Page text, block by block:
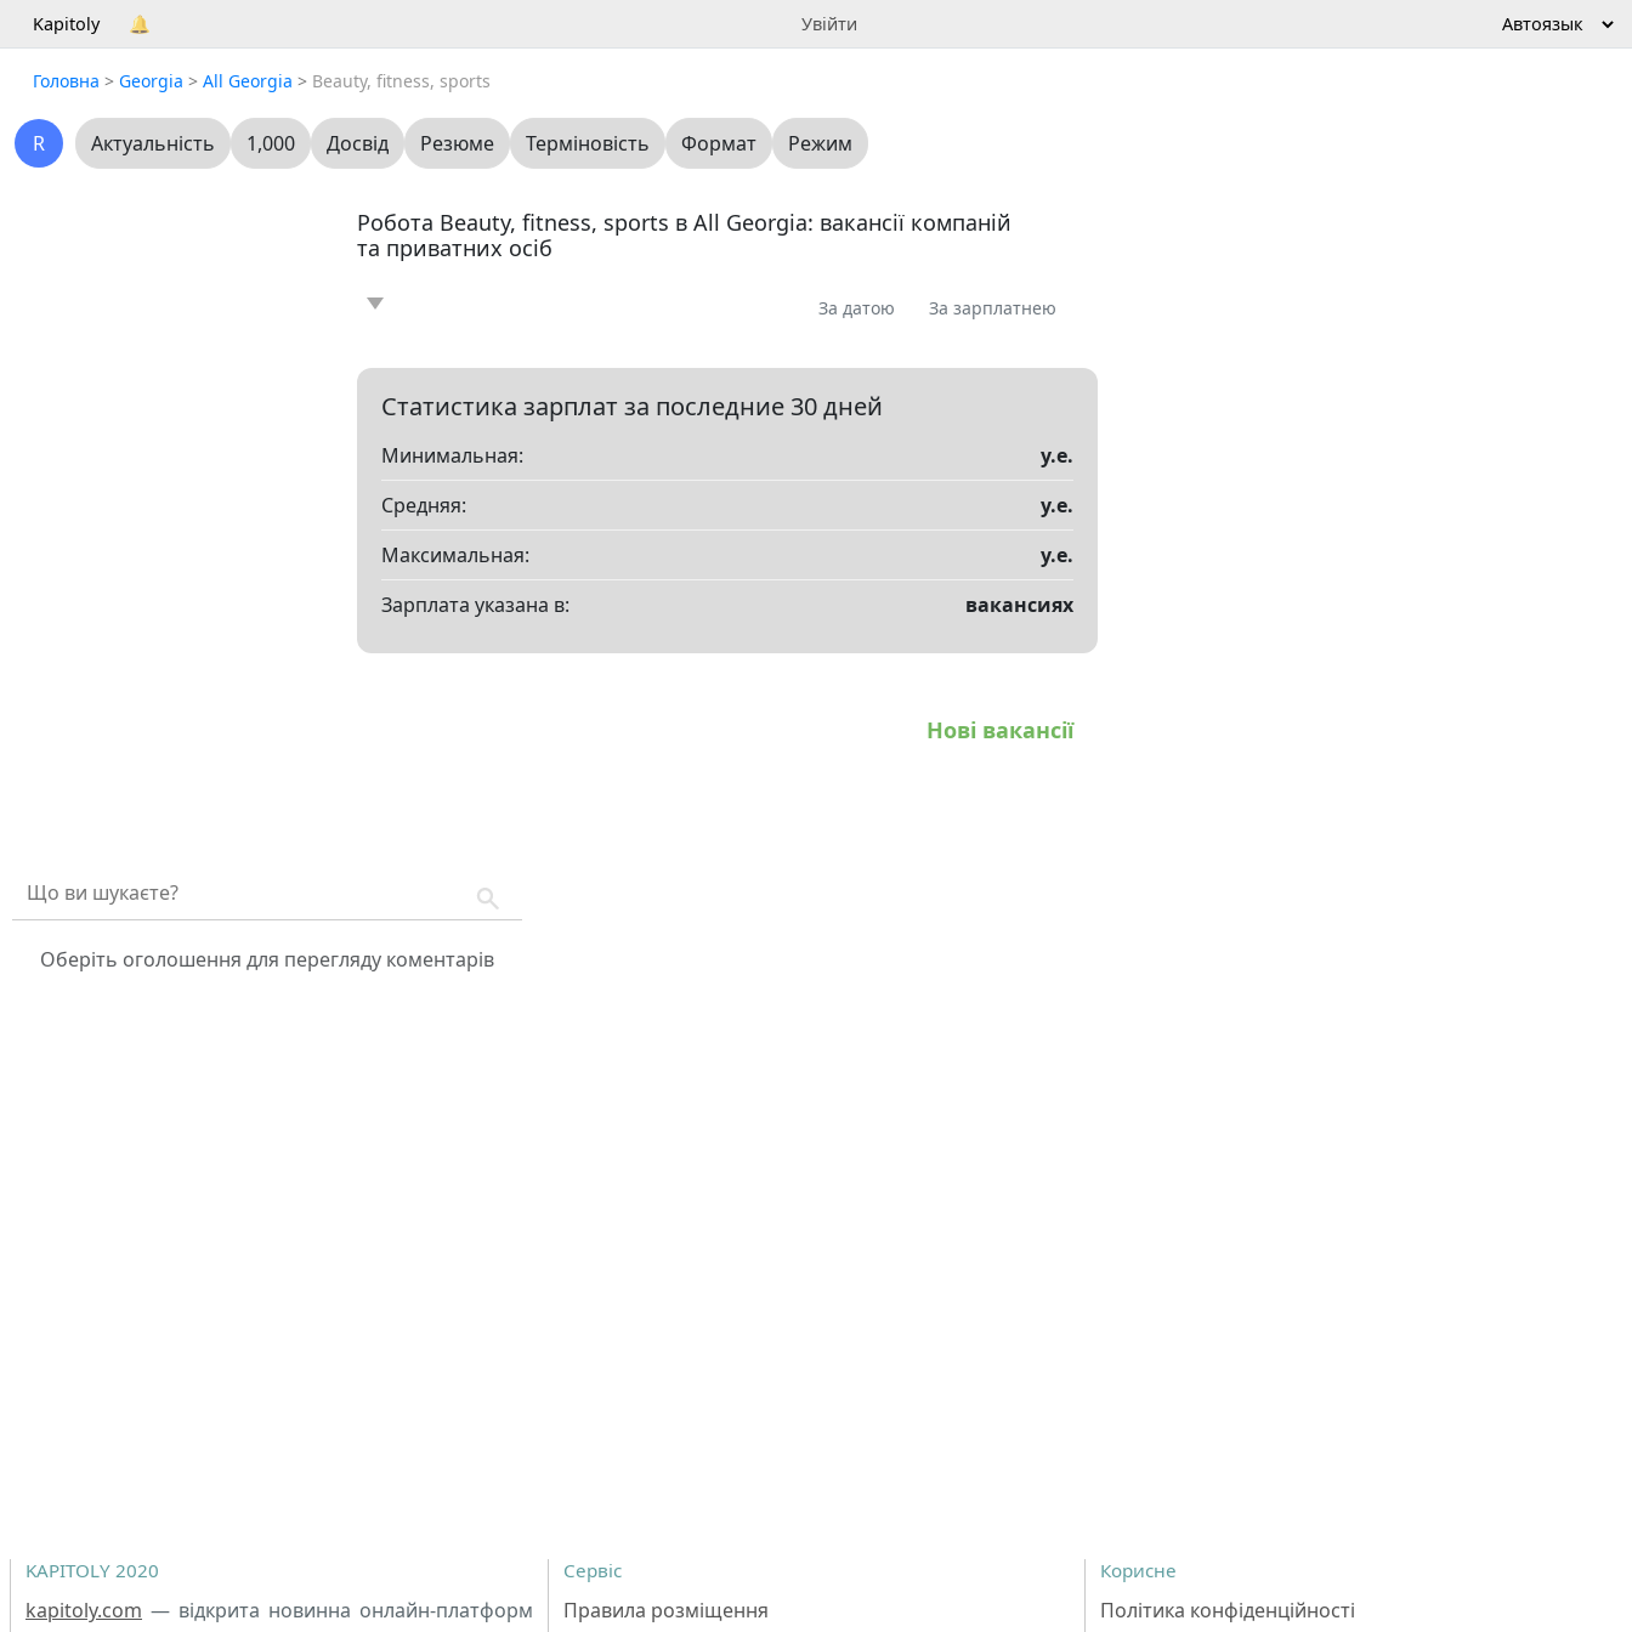
Kapitoly 🔔 Увійти
Головна > Georgia > All Georgia > Beauty, fitness, sports
R Актуальність 1,000 Досвід Резюме Терміновість Формат Режим
Робота Beauty, fitness, sports в All Georgia: вакансії компаній
та приватних осіб
Все
Показать все разделы
За датою За зарплатнею
Статистика зарплат за последние 30 дней
Минимальная:
у.е.
Средняя:
у.е.
Максимальная:
у.е.
Зарплата указана в:
вакансиях
Нові вакансії
Оберіть оголошення для перегляду коментарів
KAPITOLY 2020
kapitoly.com — відкрита новинна онлайн-платформ
Сервіс
Правила розміщення
Корисне
Політика конфіденційності